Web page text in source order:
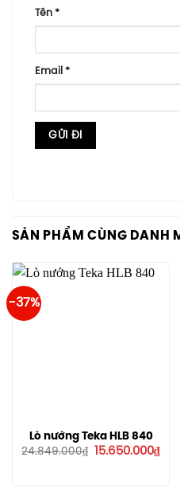
Tên *
Email *
SẢN PHẨM CÙNG DANH
-37%
Lò nướng Teka HLB 840
24.849.000₫ Giá
15.650.000₫Giá
hiện